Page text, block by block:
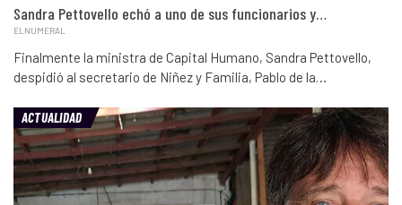
Sandra Pettovello echó a uno de sus funcionarios y…
ELNUMERAL
Finalmente la ministra de Capital Humano, Sandra Pettovello,
despidió al secretario de Niñez y Familia, Pablo de la…
ACTUALIDAD